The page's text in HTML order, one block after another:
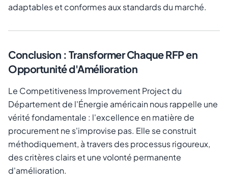
adaptables et conformes aux standards du marché.
Conclusion : Transformer Chaque RFP en
Opportunité d'Amélioration
Le Competitiveness Improvement Project du
Département de l'Énergie américain nous rappelle une
vérité fondamentale : l'excellence en matière de
procurement ne s'improvise pas. Elle se construit
méthodiquement, à travers des processus rigoureux,
des critères clairs et une volonté permanente
d'amélioration.